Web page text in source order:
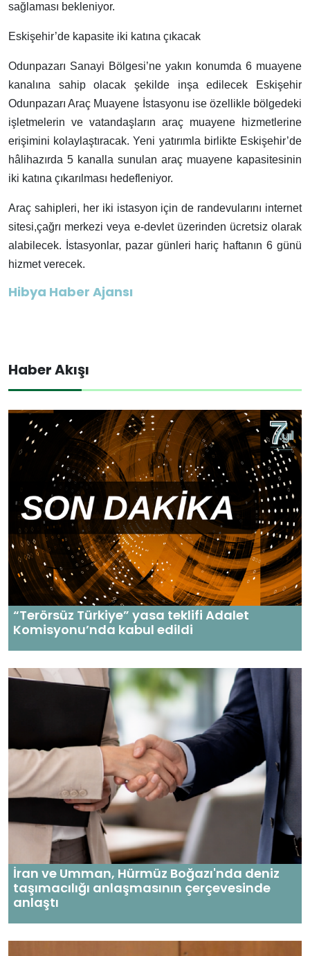
sağlaması bekleniyor.
Eskişehir’de kapasite iki katına çıkacak
Odunpazarı Sanayi Bölgesi’ne yakın konumda 6 muayene
kanalına sahip olacak şekilde inşa edilecek Eskişehir
Odunpazarı Araç Muayene İstasyonu ise özellikle bölgedeki
işletmelerin ve vatandaşların araç muayene hizmetlerine
erişimini kolaylaştıracak. Yeni yatırımla birlikte Eskişehir’de
hâlihazırda 5 kanalla sunulan araç muayene kapasitesinin
iki katına çıkarılması hedefleniyor.
Araç sahipleri, her iki istasyon için de randevularını internet
sitesi,çağrı merkezi veya e-devlet üzerinden ücretsiz olarak
alabilecek. İstasyonlar, pazar günleri hariç haftanın 6 günü
hizmet verecek.
Hibya Haber Ajansı
Haber Akışı
“Terörsüz Türkiye” yasa teklifi Adalet
Komisyonu’nda kabul edildi
İran ve Umman, Hürmüz Boğazı'nda deniz
taşımacılığı anlaşmasının çerçevesinde
anlaştı